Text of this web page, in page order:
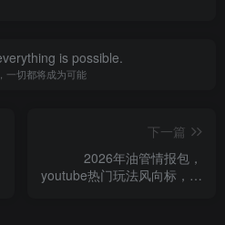
is possible.
一切都将成为可能
下一篇
2026年油管情报包，
youtube热门玩法风向标，助